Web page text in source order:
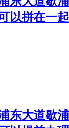
以拼在一起
东大道歇浦